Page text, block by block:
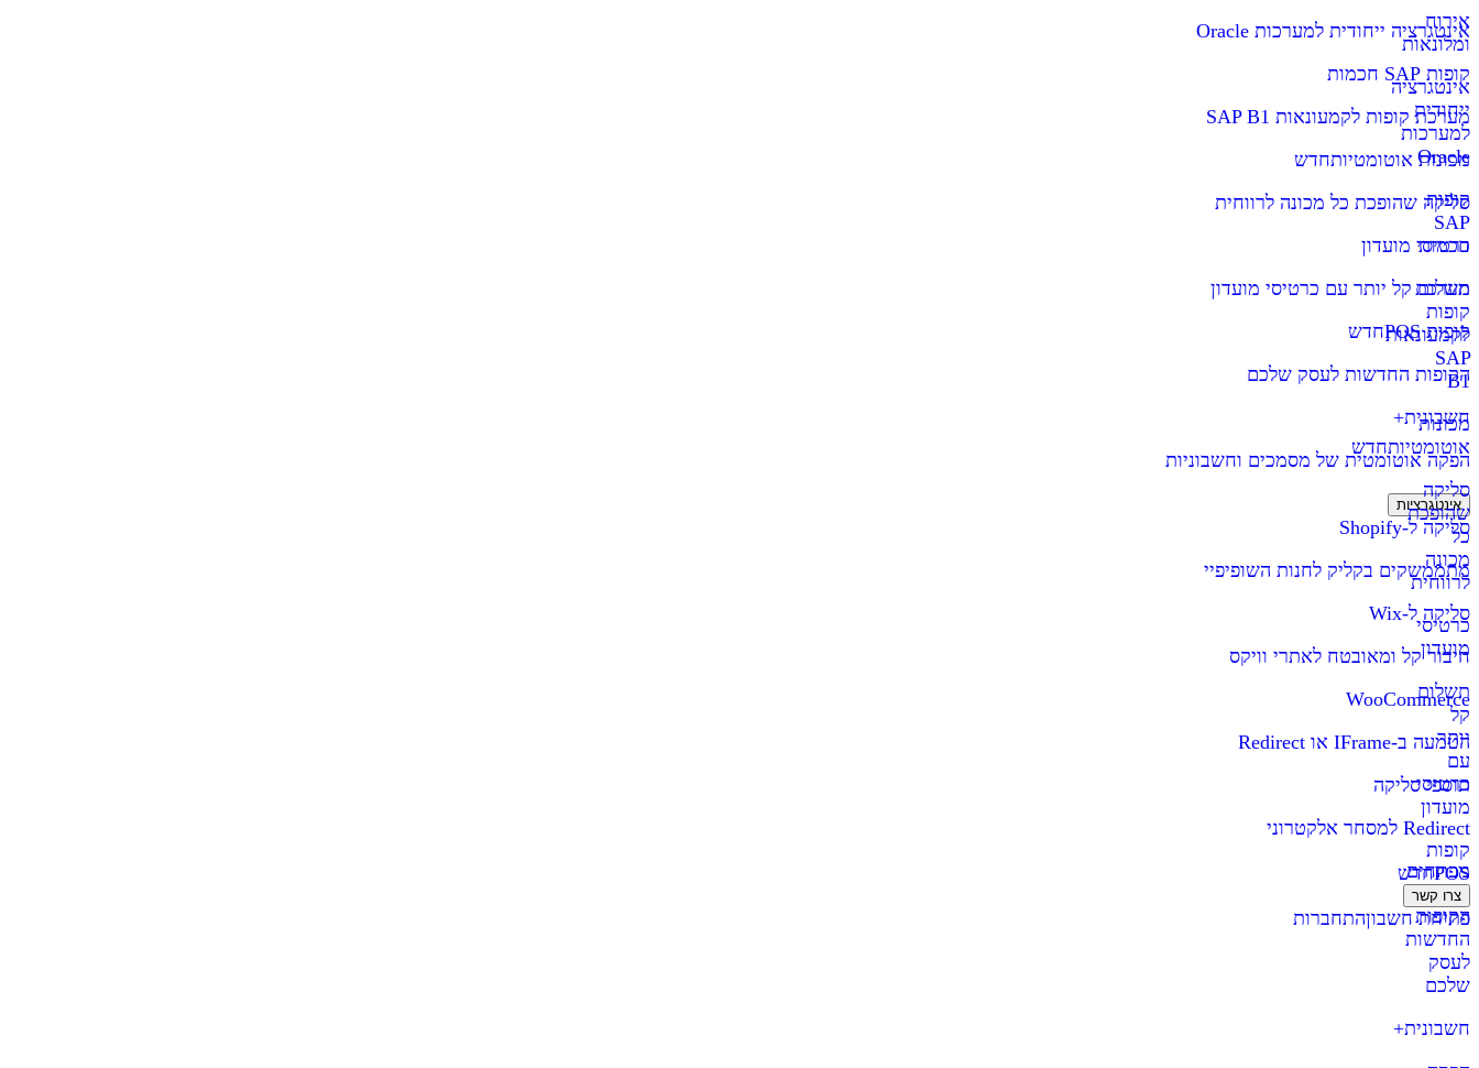
אירוח
ומלונאות
אינטגרציה
ייחודית
למערכות
Oracle
קופות
SAP
חכמות
מערכת
קופות
לקמעונאות
SAP
B1
מכונות
אוטומטיותחדש
סליקה
שהופכת
כל
מכונה
לרווחית
כרטיסי
מועדון
תשלום
קל
יותר
עם
כרטיסי
מועדון
קופות
POSחדש
הקופות
החדשות
לעסק
שלכם
חשבונית+
אינטגרציה ייחודית למערכות Oracle
קופות SAP חכמות
מערכת קופות לקמעונאות SAP B1
מכונות אוטומטיותחדש
סליקה שהופכת כל מכונה לרווחית
כרטיסי מועדון
תשלום קל יותר עם כרטיסי מועדון
קופות POS
חדש
הקופות החדשות לעסק שלכם
חשבונית+
הפקה אוטומטית של מסמכים וחשבוניות
אינטגרציות
סליקה ל-Shopify
מתממשקים בקליק לחנות השופיפיי
סליקה ל-Wix
חיבור קל ומאובטח לאתרי וויקס
WooCommerce
הטמעה ב-IFrame או Redirect
תוספי סליקה
Redirect למסחר אלקטרוני
מפתחים
צרו קשר
פתיחת חשבוןהתחברות